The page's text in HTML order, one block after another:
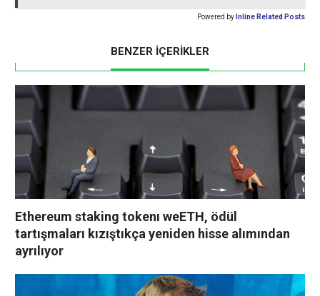
Powered by Inline Related Posts
BENZER İÇERİKLER
Ethereum staking tokenı weETH, ödül
tartışmaları kızıştıkça yeniden hisse alımından
ayrılıyor